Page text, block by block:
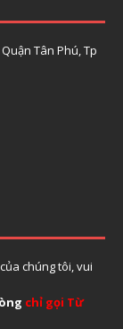
Tân Phú, Tp
chúng tôi, vui
chỉ gọi Từ